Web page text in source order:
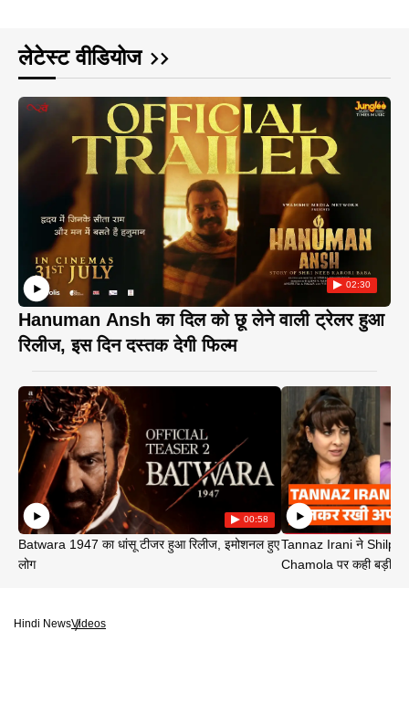
लेटेस्ट वीडियोज
02:30
Hanuman Ansh का दिल को छू लेने वाली ट्रेलर हुआ
रिलीज, इस दिन दस्तक देगी फिल्म
00:58
Batwara 1947 का धांसू टीजर हुआ रिलीज, इमोशनल हुए
लोग
Tannaz Irani ने
Chamola पर कही बड़ी
Hindi NewsVideos